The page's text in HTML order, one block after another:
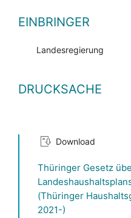
EINBRINGER
Landesregierung
DRUCKSACHE
Download
Thüringer Gesetz
(Thüringer
2021-)